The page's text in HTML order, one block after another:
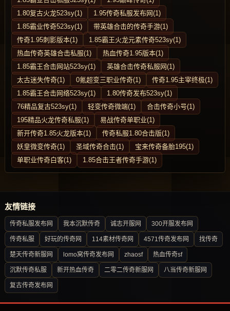
1.80复古火龙523sy(1)
1.95传奇私服发布网(1)
1.85霸业传奇523sy(1)
带英雄合击的传奇手游(1)
传奇1.95刺影版本(1)
1.85霸王火龙元素传奇523sy(1)
热血传奇英雄合击私服(1)
热血传奇1.95版本(1)
1.85霸王合击网站523sy(1)
英雄合击传奇私服网(1)
太古迷失传奇(1)
0氪超变三职业传奇(1)
传奇1.95主宰终极(1)
1.85霸王合击网络523sy(1)
1.80传奇发布523sy(1)
76精品复古523sy(1)
轻变传奇微端(1)
合击传奇小号(1)
195精品火龙传奇私服(1)
易战传奇单职业(1)
新开传奇1.85火龙版本(1)
传奇私服1.80合击版(1)
妖皇微变传奇(1)
圣域传奇合击(1)
宝来传奇备胎195(1)
单职业传奇白客(1)
1.85合击王者传奇手游(1)
友情链接
传奇私服发布网 我本沉默传奇 诚志开服网 300开服发布网
传奇私服 好玩的传奇网 114素材传奇网 4571传奇发布网 找传奇
楚天传奇新服网 lomo窝传奇发布网 zhaosf 热血传奇sf
沉默传奇私服 新开热血传奇 二零二传奇新服网 八当传奇新服网
复古传奇发布网